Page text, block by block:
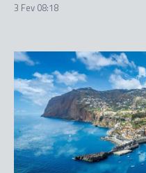
3 Fev 08:18